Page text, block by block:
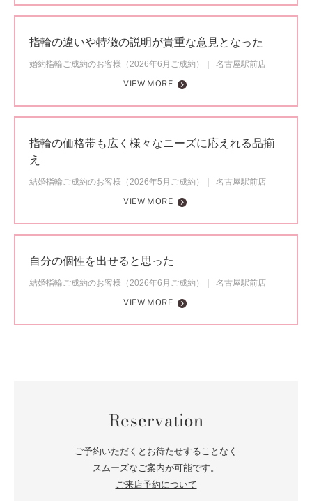
指輪の違いや特徴の説明が貴重な意見となった
婚約指輪ご成約のお客様（2026年6月ご成約）
名古屋駅前店
VIEW MORE
指輪の価格帯も広く様々なニーズに応えれる品揃
え
結婚指輪ご成約のお客様（2026年5月ご成約）
名古屋駅前店
VIEW MORE
自分の個性を出せると思った
結婚指輪ご成約のお客様（2026年6月ご成約）
名古屋駅前店
VIEW MORE
Reservation
ご予約いただくとお待たせすることなく
スムーズなご案内が可能です。
ご来店予約について